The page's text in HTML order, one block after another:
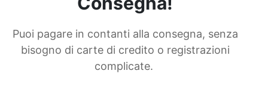
Puoi pagare in contanti alla consegna, senza
bisogno di carte di credito o registrazioni
complicate.